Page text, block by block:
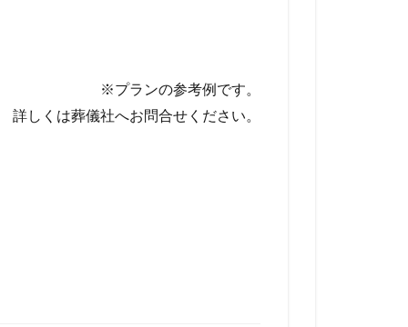
※プランの参考例です。
詳しくは葬儀社へお問合せください。